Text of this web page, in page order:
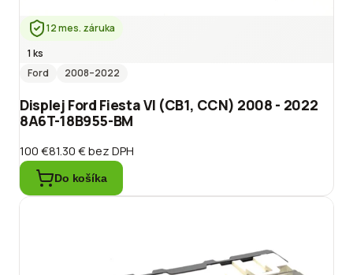
12 mes. záruka
1 ks
Ford
2008–2022
Displej Ford Fiesta VI (CB1, CCN) 2008 - 2022
8A6T-18B955-BM
100 €81.30 €bez DPH
Do košíka